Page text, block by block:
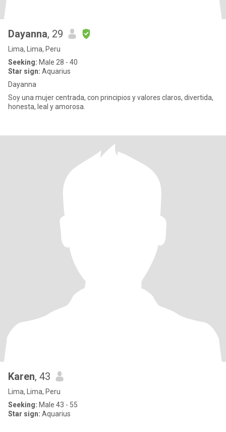
Dayanna, 29
Lima, Lima, Peru
Seeking: Male 28 - 40
Star sign: Aquarius
Dayanna
Soy una mujer centrada, con principios y valores claros, divertida,
honesta, leal y amorosa.
Karen, 43
Lima, Lima, Peru
Seeking: Male 43 - 55
Star sign: Aquarius